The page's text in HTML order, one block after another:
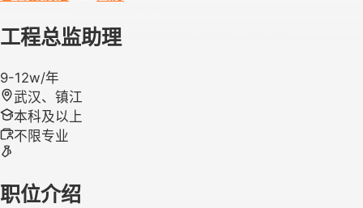
工程总监助理
9-12w/年
武汉、镇江
本科及以上
不限专业
职位介绍